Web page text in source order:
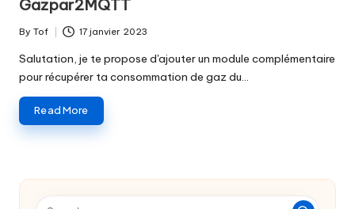
o
f
Gazpar2MQTT
Posted
by
By Tof 17 janvier 2023
Salutation, je te propose d'ajouter un module complémentaire
pour récupérer ta consommation de gaz du…
Read More